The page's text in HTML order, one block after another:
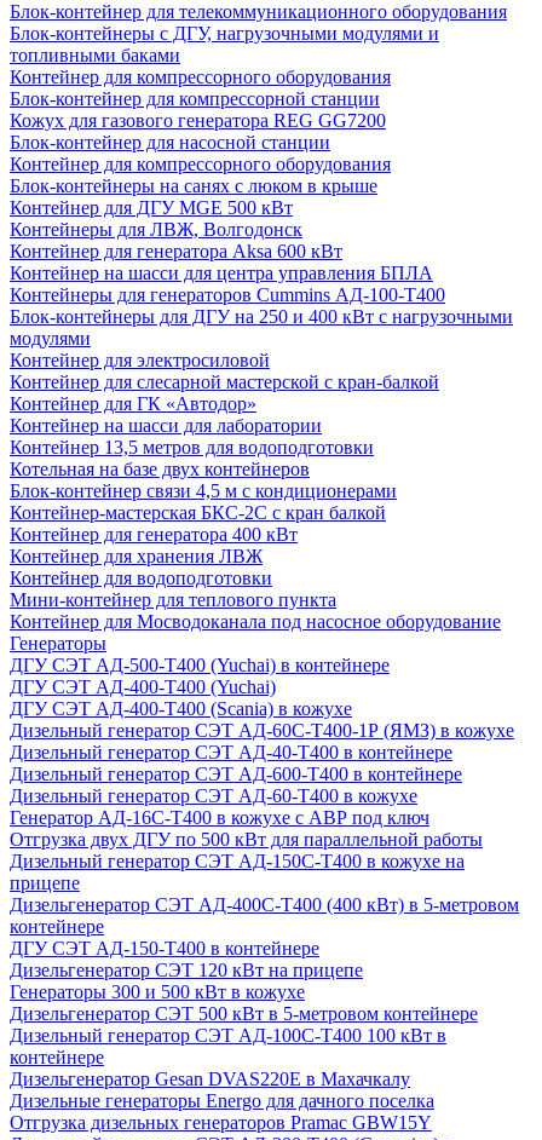
Блок-контейнер для телекоммуникационного оборудования
Блок-контейнеры с ДГУ, нагрузочными модулями и
топливными баками
Контейнер для компрессорного оборудования
Блок-контейнер для компрессорной станции
Кожух для газового генератора REG GG7200
Блок-контейнер для насосной станции
Контейнер для компрессорного оборудования
Блок-контейнеры на санях с люком в крыше
Контейнер для ДГУ MGE 500 кВт
Контейнеры для ЛВЖ, Волгодонск
Контейнер для генератора Aksa 600 кВт
Контейнер на шасси для центра управления БПЛА
Контейнеры для генераторов Cummins АД-100-Т400
Блок-контейнеры для ДГУ на 250 и 400 кВт с нагрузочными
модулями
Контейнер для электросиловой
Контейнер для слесарной мастерской с кран-балкой
Контейнер для ГК «Автодор»
Контейнер на шасси для лаборатории
Контейнер 13,5 метров для водоподготовки
Котельная на базе двух контейнеров
Блок-контейнер связи 4,5 м с кондиционерами
Контейнер-мастерская БКС-2С с кран балкой
Контейнер для генератора 400 кВт
Контейнер для хранения ЛВЖ
Контейнер для водоподготовки
Мини-контейнер для теплового пункта
Контейнер для Мосводоканала под насосное оборудование
Генераторы
ДГУ СЭТ АД-500-Т400 (Yuchai) в контейнере
ДГУ СЭТ АД-400-Т400 (Yuchai)
ДГУ СЭТ АД-400-Т400 (Scania) в кожухе
Дизельный генератор СЭТ АД-60С-Т400-1Р (ЯМЗ) в кожухе
Дизельный генератор СЭТ АД-40-Т400 в контейнере
Дизельный генератор СЭТ АД-600-Т400 в контейнере
Дизельный генератор СЭТ АД-60-Т400 в кожухе
Генератор АД-16С-Т400 в кожухе с АВР под ключ
Отгрузка двух ДГУ по 500 кВт для параллельной работы
Дизельный генератор СЭТ АД-150С-Т400 в кожухе на
прицепе
Дизельгенератор СЭТ АД-400С-Т400 (400 кВт) в 5-метровом
контейнере
ДГУ СЭТ АД-150-Т400 в контейнере
Дизельгенератор СЭТ 120 кВт на прицепе
Генераторы 300 и 500 кВт в кожухе
Дизельгенератор СЭТ 500 кВт в 5-метровом контейнере
Дизельный генератор СЭТ АД-100С-Т400 100 кВт в
контейнере
Дизельгенератор Gesan DVAS220E в Махачкалу
Дизельные генераторы Energo для дачного поселка
Отгрузка дизельных генераторов Pramac GВW15Y